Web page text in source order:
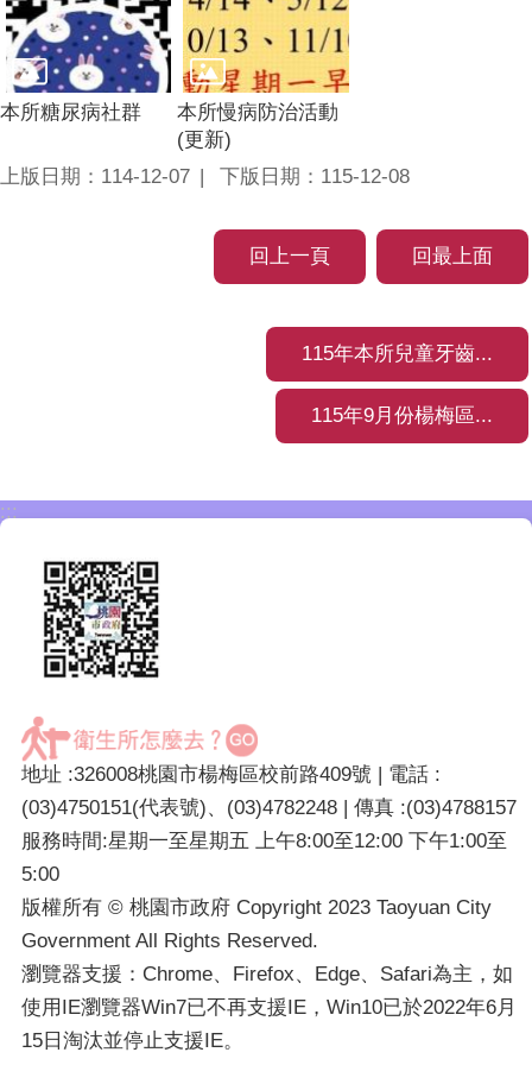
本所糖尿病社群
本所慢病防治活動
(更新)
上版日期：114-12-07
下版日期：115-12-08
回上一頁 回最上面
115年本所兒童牙齒...
115年9月份楊梅區...
:::
地址 :326008桃園市楊梅區校前路409號 | 電話 :
(03)4750151(代表號)、(03)4782248 | 傳真 :(03)4788157
服務時間:星期一至星期五 上午8:00至12:00 下午1:00至
5:00
版權所有 © 桃園市政府 Copyright 2023 Taoyuan City
Government All Rights Reserved.
瀏覽器支援：Chrome、Firefox、Edge、Safari為主，如
使用IE瀏覽器Win7已不再支援IE，Win10已於2022年6月
15日淘汰並停止支援IE。